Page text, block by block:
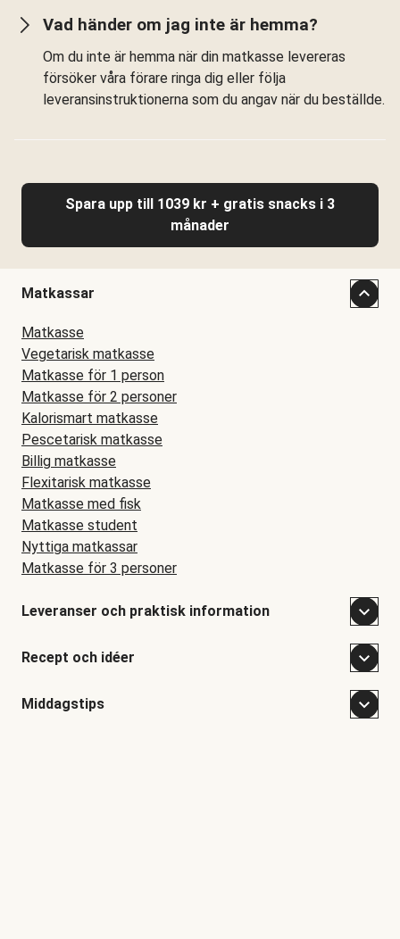
Vad händer om jag inte är hemma?
Om du inte är hemma när din matkasse levereras
försöker våra förare ringa dig eller följa
leveransinstruktionerna som du angav när du beställde.
Spara upp till 1039 kr + gratis snacks i 3
månader
Matkassar
Matkasse
Vegetarisk matkasse
Matkasse för 1 person
Matkasse för 2 personer
Kalorismart matkasse
Pescetarisk matkasse
Billig matkasse
Flexitarisk matkasse
Matkasse med fisk
Matkasse student
Nyttiga matkassar
Matkasse för 3 personer
Leveranser och praktisk information
Recept och idéer
Middagstips